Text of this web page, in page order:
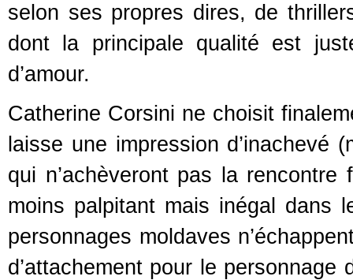
selon ses propres dires, de
dont la principale qualité est
d’amour.
Catherine Corsini ne choisit
laisse une impression d’inachevé
qui n’achèveront pas la
moins palpitant mais inégal dans
personnages moldaves
d’attachement pour le